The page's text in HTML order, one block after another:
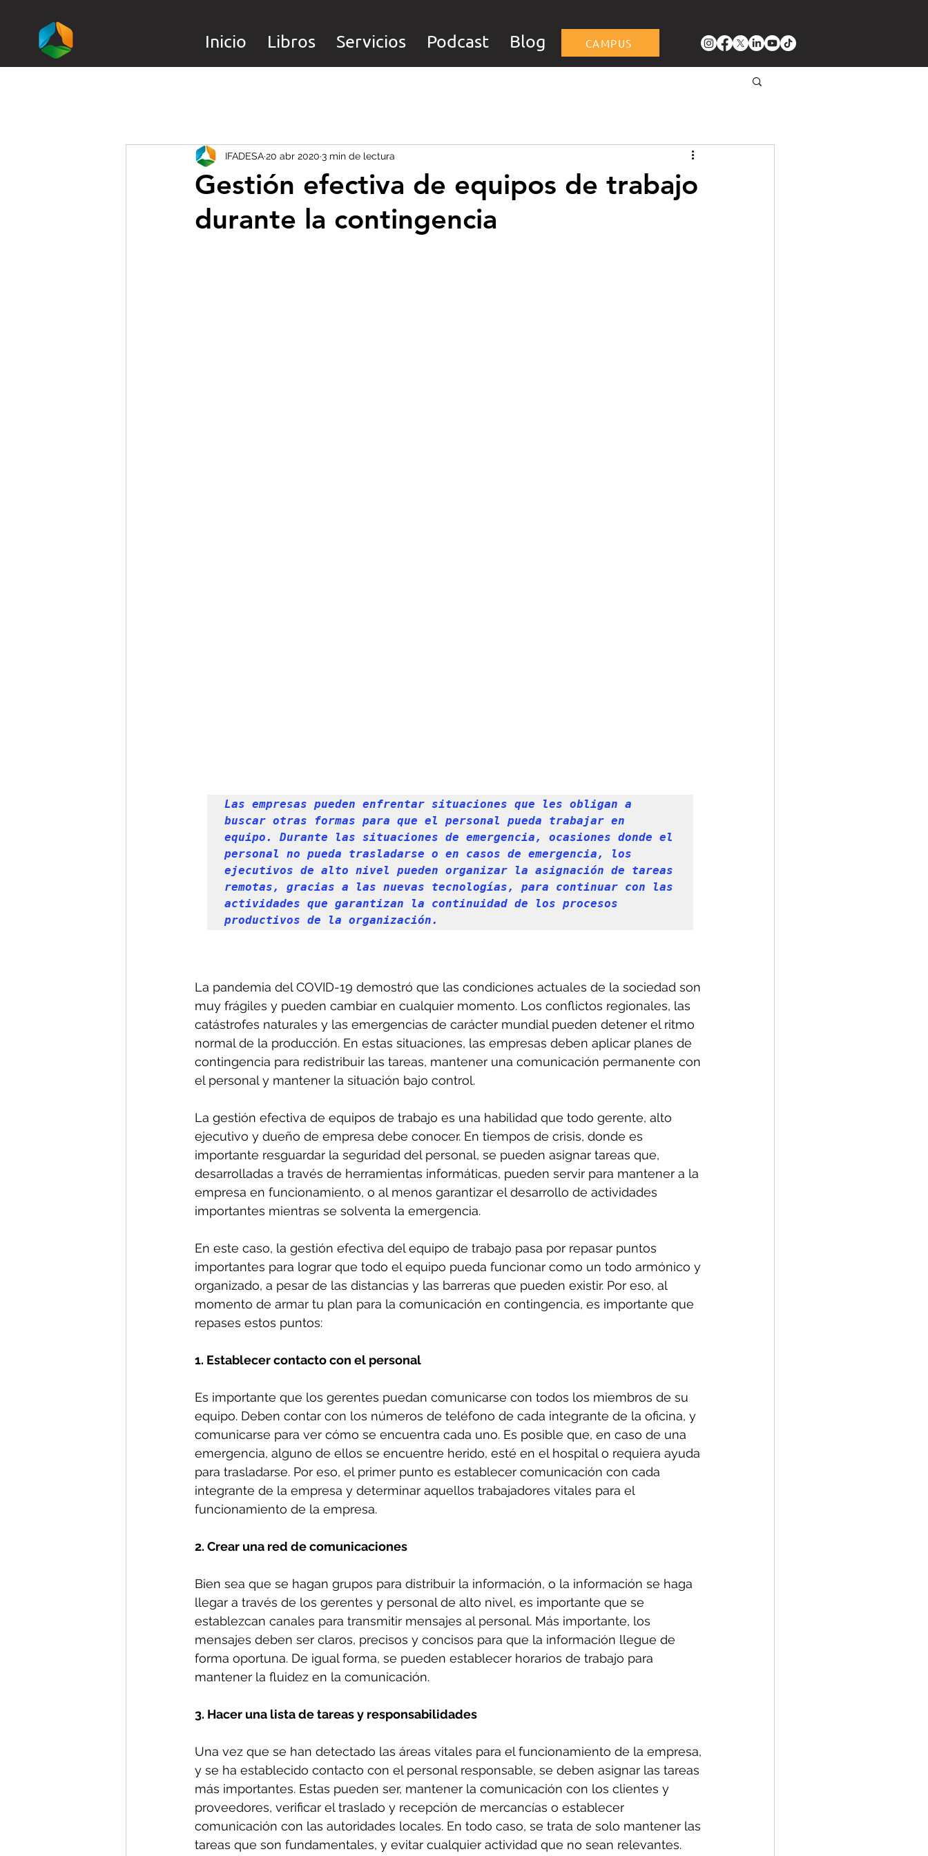
Inicio Libros Servicios Podcast Blog CAMPUS
Gestión efectiva de equipos de trabajo
durante la contingencia
IFADESA20 abr 2020 3 min de lectura
Las empresas pueden enfrentar situaciones que les obligan a
buscar otras formas para que el personal pueda trabajar en
equipo. Durante las situaciones de emergencia, ocasiones donde el
personal no pueda trasladarse o en casos de emergencia, los
ejecutivos de alto nivel pueden organizar la asignación de tareas
remotas, gracias a las nuevas tecnologías, para continuar con las
actividades que garantizan la continuidad de los procesos
productivos de la organización.
La pandemia del COVID-19 demostró que las condiciones actuales de la sociedad son
muy frágiles y pueden cambiar en cualquier momento. Los conflictos regionales, las
catástrofes naturales y las emergencias de carácter mundial pueden detener el ritmo
normal de la producción. En estas situaciones, las empresas deben aplicar planes de
contingencia para redistribuir las tareas, mantener una comunicación permanente con
el personal y mantener la situación bajo control.
La gestión efectiva de equipos de trabajo es una habilidad que todo gerente, alto
ejecutivo y dueño de empresa debe conocer. En tiempos de crisis, donde es
importante resguardar la seguridad del personal, se pueden asignar tareas que,
desarrolladas a través de herramientas informáticas, pueden servir para mantener a la
empresa en funcionamiento, o al menos garantizar el desarrollo de actividades
importantes mientras se solventa la emergencia.
En este caso, la gestión efectiva del equipo de trabajo pasa por repasar puntos
importantes para lograr que todo el equipo pueda funcionar como un todo armónico y
organizado, a pesar de las distancias y las barreras que pueden existir. Por eso, al
momento de armar tu plan para la comunicación en contingencia, es importante que
repases estos puntos:
1. Establecer contacto con el personal
Es importante que los gerentes puedan comunicarse con todos los miembros de su
equipo. Deben contar con los números de teléfono de cada integrante de la oficina, y
comunicarse para ver cómo se encuentra cada uno. Es posible que, en caso de una
emergencia, alguno de ellos se encuentre herido, esté en el hospital o requiera ayuda
para trasladarse. Por eso, el primer punto es establecer comunicación con cada
integrante de la empresa y determinar aquellos trabajadores vitales para el
funcionamiento de la empresa.
2. Crear una red de comunicaciones
Bien sea que se hagan grupos para distribuir la información, o la información se haga
llegar a través de los gerentes y personal de alto nivel, es importante que se
establezcan canales para transmitir mensajes al personal. Más importante, los
mensajes deben ser claros, precisos y concisos para que la información llegue de
forma oportuna. De igual forma, se pueden establecer horarios de trabajo para
mantener la fluidez en la comunicación.
3. Hacer una lista de tareas y responsabilidades
Una vez que se han detectado las áreas vitales para el funcionamiento de la empresa,
y se ha establecido contacto con el personal responsable, se deben asignar las tareas
más importantes. Estas pueden ser, mantener la comunicación con los clientes y
proveedores, verificar el traslado y recepción de mercancías o establecer
comunicación con las autoridades locales. En todo caso, se trata de solo mantener las
tareas que son fundamentales, y evitar cualquier actividad que no sean relevantes.